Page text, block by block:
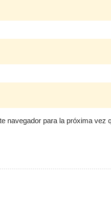
navegador para la próxima vez